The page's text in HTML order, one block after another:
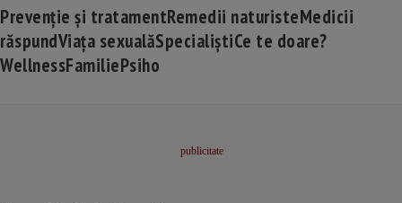
Prevenție și tratamentRemedii naturisteMedicii
răspundViața sexualăSpecialiștiCe te doare?
WellnessFamiliePsiho